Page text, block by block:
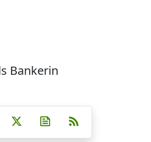
Bankerin
auf Facebook
Teilen auf Whatsapp
Teilen auf Telegram
Pinterest
E-Mail teilen
Post auf XNewsletter